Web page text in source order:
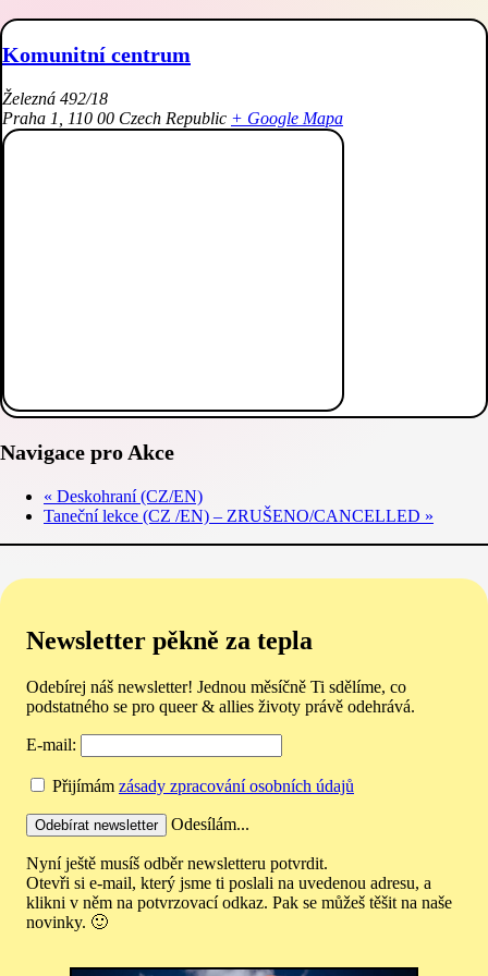
Komunitní centrum
Železná 492/18
Praha 1, 110 00 Czech Republic + Google Mapa
Navigace pro Akce
« Deskohraní (CZ/EN)
Taneční lekce (CZ /EN) – ZRUŠENO/CANCELLED »
Newsletter pěkně za tepla
Odebírej náš newsletter! Jednou měsíčně Ti sdělíme, co
podstatného se pro queer & allies životy právě odehrává.
E-mail:
Přijímám zásady zpracování osobních údajů
Odesílám...
Nyní ještě musíš odběr newsletteru potvrdit.
Otevři si e-mail, který jsme ti poslali na uvedenou adresu, a
klikni v něm na potvrzovací odkaz. Pak se můžeš těšit na naše
novinky. 🙂